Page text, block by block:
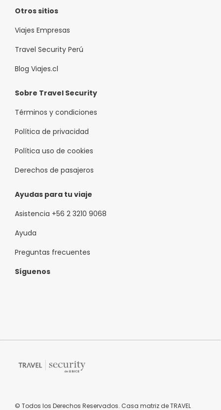
Otros sitios
Viajes Empresas
Travel Security Perú
Blog Viajes.cl
Sobre Travel Security
Términos y condiciones
Política de privacidad
Política uso de cookies
Derechos de pasajeros
Ayudas para tu viaje
Asistencia +56 2 3210 9068
Ayuda
Preguntas frecuentes
Síguenos
© Todos los Derechos Reservados. Casa matriz de TRAVEL